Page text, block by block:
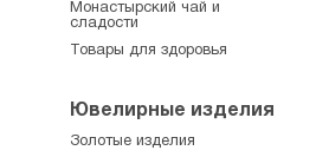
Монастырский чай и
сладости
Товары для здоровья
Ювелирные изделия
Золотые изделия